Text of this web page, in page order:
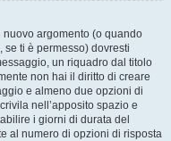
argomento (o quando
ti è permesso) dovresti
un riquadro dal titolo
non hai il diritto di creare
e almeno due opzioni di
nell’apposito spazio e
i giorni di durata del
al numero di opzioni di risposta